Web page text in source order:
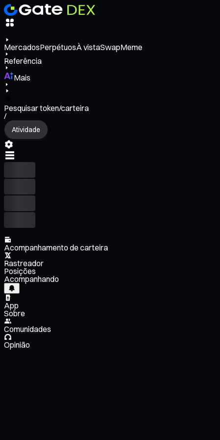
MercadosPerpétuosÀ vistaSwapMeme
Referência
Mais
Pesquisar token/carteira
/
Atividade
Acompanhamento de carteira
Rastreador
Posições
Acompanhando
App
Sobre
Comunidades
Opinião